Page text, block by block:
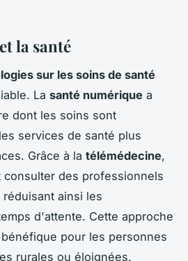
la santé
sur les soins de santé
La santé numérique a
dont les soins sont
services de santé plus
Grâce à la télémédecine,
consulter des professionnels
ainsi les
d'attente. Cette approche
pour les personnes
rurales ou éloignées.